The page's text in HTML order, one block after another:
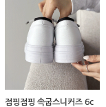
점핑점핑 속굽스니커즈 6c